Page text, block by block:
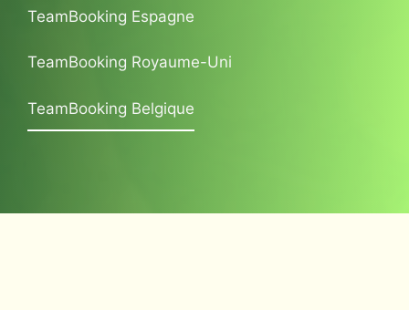
TeamBooking Espagne
TeamBooking Royaume-Uni
TeamBooking Belgique